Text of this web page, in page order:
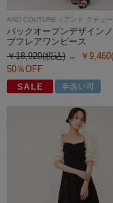
AND COUTURE（アンド クチュー
バックオープンデザイン
ブフレアワンピース
￥18,920(税込)
￥
50％OFF